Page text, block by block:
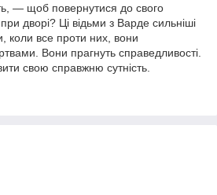
— щоб повернутися до свого
дворі? Ці відьми з Варде сильніші
коли все проти них, вони
Вони прагнуть справедливості.
свою справжню сутність.